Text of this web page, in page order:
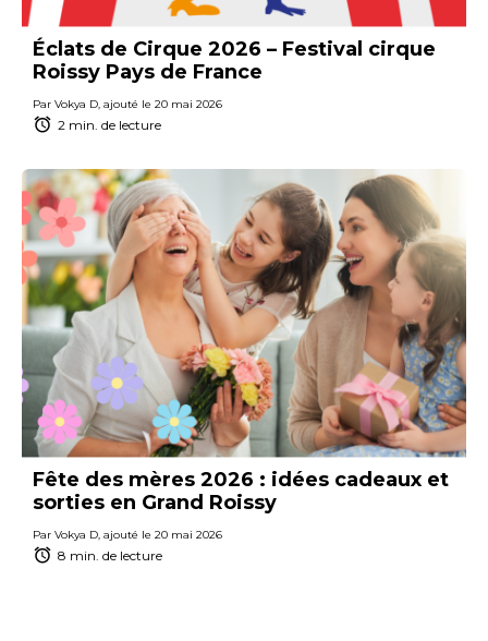
Éclats de Cirque 2026 – Festival cirque
Roissy Pays de France
Par Vokya D, ajouté le 20 mai 2026
2 min. de lecture
Fête des mères 2026 : idées cadeaux et
sorties en Grand Roissy
Par Vokya D, ajouté le 20 mai 2026
8 min. de lecture